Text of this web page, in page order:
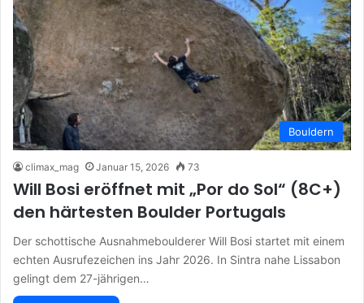
Bouldern
climax_mag Januar 15, 2026 73
Will Bosi eröffnet mit „Por do Sol“ (8C+)
den härtesten Boulder Portugals
Der schottische Ausnahmeboulderer Will Bosi startet mit einem
echten Ausrufezeichen ins Jahr 2026. In Sintra nahe Lissabon
gelingt dem 27-jährigen…